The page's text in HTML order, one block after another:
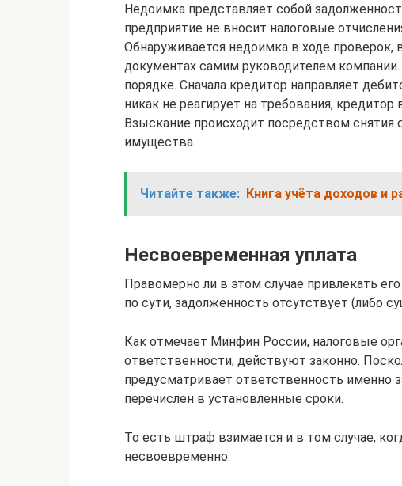
Недоимка представляет собой
предприятие не вносит налоговые
Обнаруживается недоимка в ходе
документах самим руководителем
порядке. Сначала кредитор направляет
никак не реагирует на требования,
Взыскание происходит посредством снятия
имущества.
Читайте также: Книга учёта доходов и
Несвоевременная уплата
Правомерно ли в этом случае привлекать
по сути, задолженность отсутствует (либо
Как отмечает Минфин России, налоговые
ответственности, дейст­вуют законно.
предусматривает ответственность именно
перечислен в установленные сроки.
То есть штраф взимается и в том случае,
несвоевременно.